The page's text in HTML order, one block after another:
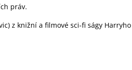
práv.
z knižní a filmové sci-fi ságy Harryho